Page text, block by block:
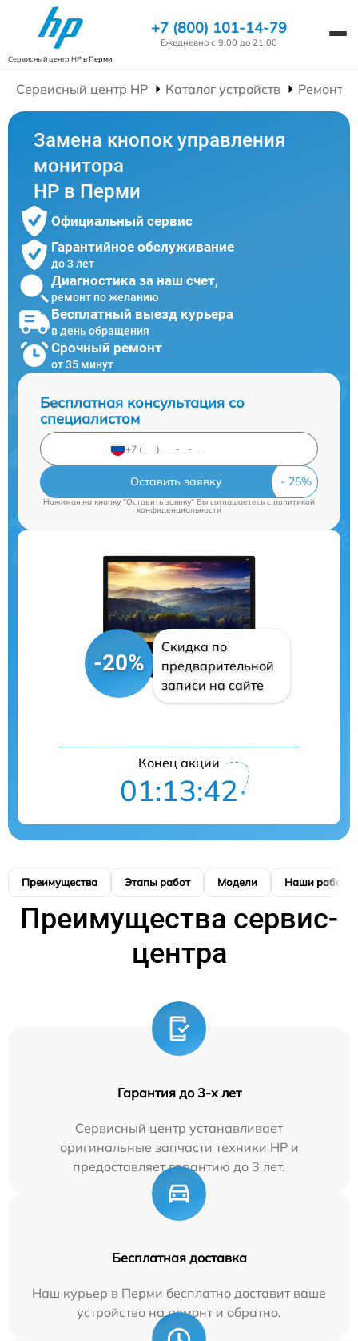
Сервисный центр HPв Перми
+7 (800) 101-14-79
Ежедневно с 9:00 до 21:00
Сервисный центр HP Каталог устройств Ремонт
Замена кнопок управления
монитора
HP в Перми
Официальный сервис
Гарантийное обслуживание
до 3 лет
Диагностика за наш счет,
ремонт по желанию
Бесплатный выезд курьера
в день обращения
Срочный ремонт
от 35 минут
Бесплатная консультация со
специалистом
Оставить заявку
Нажимая на кнопку "Оставить заявку" Вы соглашаетесь cполитикой
конфиденциальности
-20%
Скидка по
предварительной
записи на сайте
Конец акции
01:13:41
Преимущества Этапы работ Модели Наши работы
Преимущества сервис-
центра
Гарантия до 3-х лет
Сервисный центр устанавливает
оригинальные запчасти техники HP и
предоставляет гарантию до 3 лет.
Бесплатная доставка
Наш курьер в Перми бесплатно доставит ваше
устройство на ремонт и обратно.